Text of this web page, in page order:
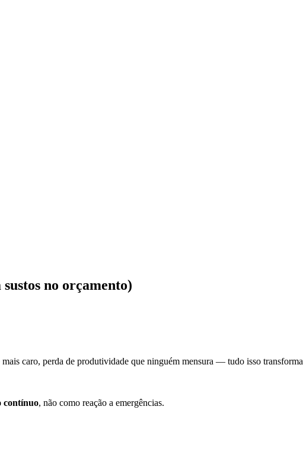
no orçamento)
caro, perda de produtividade que ninguém mensura — tudo isso
contínuo, não como reação a emergências.